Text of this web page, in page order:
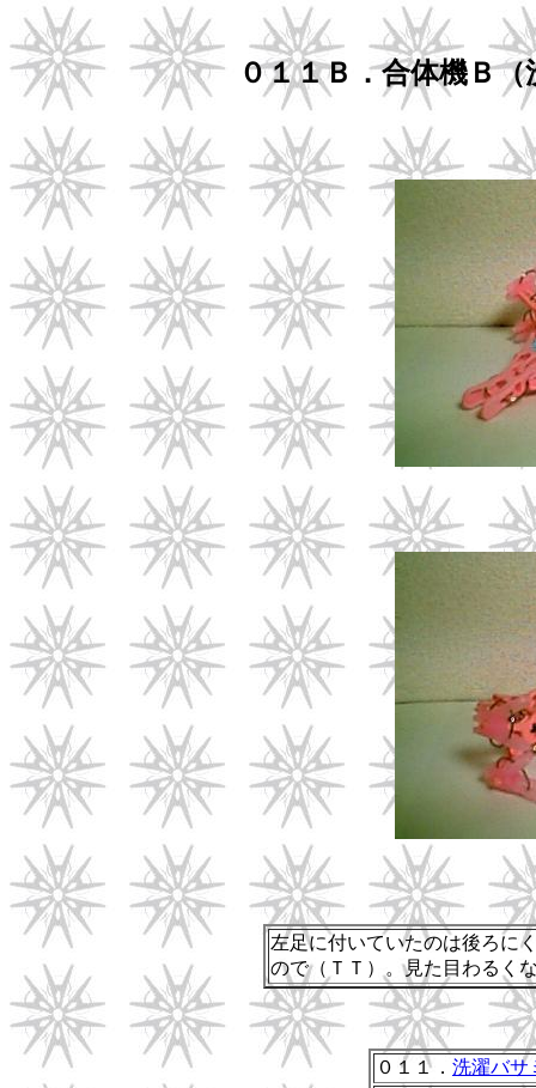
０１１Ｂ．合体機Ｂ
左足に付いていたのは後ろに
ので（ＴＴ）。見た目わるく
０１１． 洗濯バサ